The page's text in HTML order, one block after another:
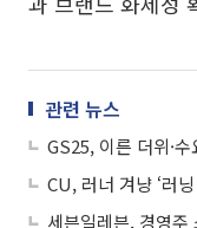
관련 뉴스
GS25, 이른 더위·
CU, 러너 겨냥 ‘러
세븐일레븐, 경영주